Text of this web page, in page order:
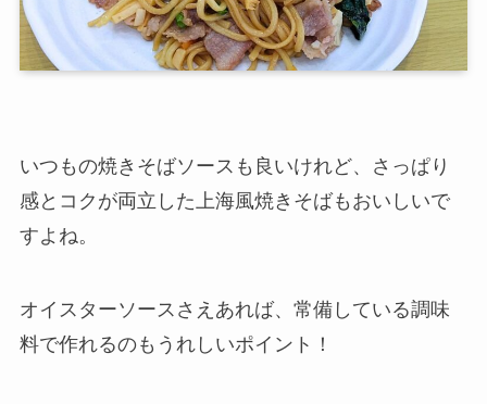
いつもの焼きそばソースも良いけれど、さっぱり
感とコクが両立した上海風焼きそばもおいしいで
すよね。
オイスターソースさえあれば、常備している調味
料で作れるのもうれしいポイント！